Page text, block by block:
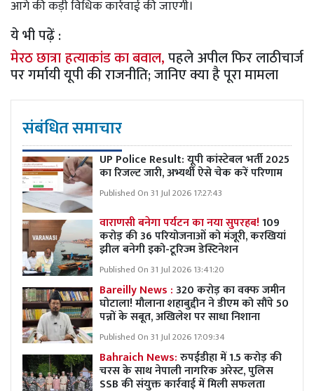
आगे की कड़ी विधिक कार्रवाई की जाएगी।
ये भी पढ़ें :
मेरठ छात्रा हत्याकांड का बवाल,पहले अपील फिर लाठीचार्ज
पर गर्मायी यूपी की राजनीति; जानिए क्या है पूरा मामला
संबंधित समाचार
UP Police Result: यूपी कांस्टेबल भर्ती 2025
का रिजल्ट जारी, अभ्यर्थी ऐसे चेक करें परिणाम
Published On 31 Jul 2026 17:27:43
वाराणसी बनेगा पर्यटन का नया सुपरहब!109
करोड़ की 36 परियोजनाओं को मंजूरी, करखियां
झील बनेगी इको-टूरिज्म डेस्टिनेशन
Published On 31 Jul 2026 13:41:20
Bareilly News :320 करोड़ का वक्फ जमीन
घोटाला! मौलाना शहाबुद्दीन ने डीएम को सौंपे 50
पन्नों के सबूत, अखिलेश पर साधा निशाना
Published On 31 Jul 2026 17:09:34
Bahraich News:रुपईडीहा में 1.5 करोड़ की
चरस के साथ नेपाली नागरिक अरेस्ट, पुलिस
SSB की संयुक्त कार्रवाई में मिली सफलता